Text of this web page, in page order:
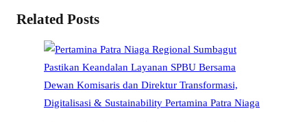
Related Posts